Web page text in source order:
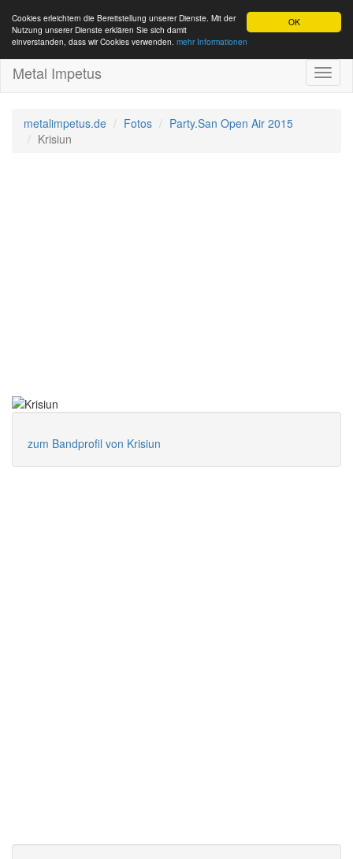
OK
Cookies erleichtern die Bereitstellung unserer Dienste. Mit der
Nutzung unserer Dienste erklären Sie sich damit
einverstanden, dass wir Cookies verwenden. mehr Informationen
Metal Impetus
metalimpetus.de Fotos
Party.San Open Air 2015
Krisiun
zum Bandprofil von Krisiun